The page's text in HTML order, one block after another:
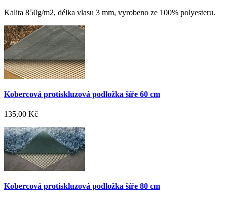
Kalita 850g/m2, délka vlasu 3 mm, vyrobeno ze 100% polyesteru.
Kobercová protiskluzová podložka šíře 60 cm
135,00 Kč
Kobercová protiskluzová podložka šíře 80 cm